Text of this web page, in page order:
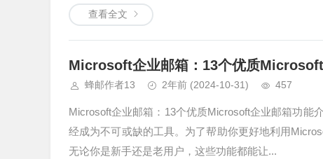
查看全文
Microsoft企业邮箱：13个优质
蜂邮作者13 2年前 (2024-10-31) 457
Microsoft企业邮箱：13个优质Microsoft企业邮箱功能
经成为不可或缺的工具。为了帮助你更好地利用
无论你是新手还是老用户，这些功能都能让...